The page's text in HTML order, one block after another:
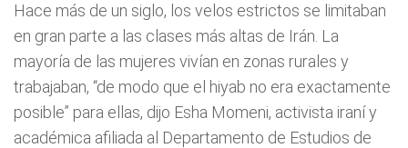
Hace más de un siglo, los velos estrictos se limitaban
en gran parte a las clases más altas de Irán. La
mayoría de las mujeres vivían en zonas rurales y
trabajaban, “de modo que el hiyab no era exactamente
posible” para ellas, dijo Esha Momeni, activista iraní y
académica afiliada al Departamento de Estudios de